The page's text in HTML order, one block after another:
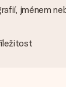
jménem